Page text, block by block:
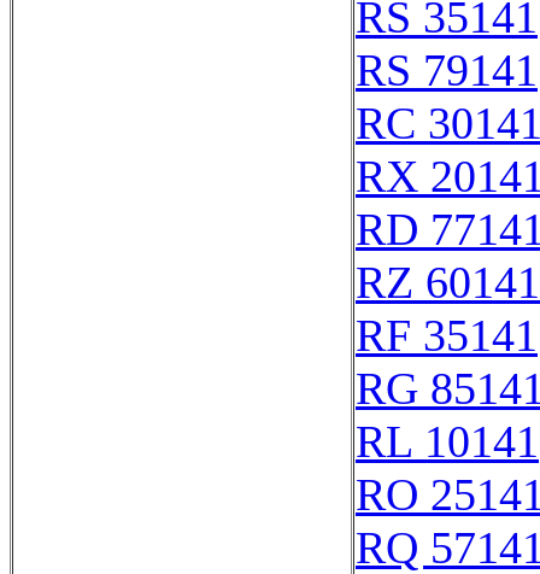
RS 35141
RS 79141
RC
RX
RD
RZ 60141
RF 35141
RG
RL 10141
RO
RQ